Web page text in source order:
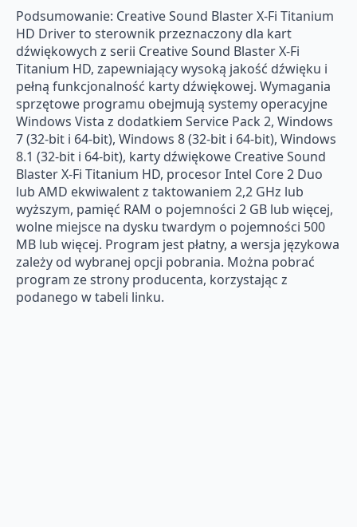
Podsumowanie: Creative Sound Blaster X-Fi Titanium
HD Driver to sterownik przeznaczony dla kart
dźwiękowych z serii Creative Sound Blaster X-Fi
Titanium HD, zapewniający wysoką jakość dźwięku i
pełną funkcjonalność karty dźwiękowej. Wymagania
sprzętowe programu obejmują systemy operacyjne
Windows Vista z dodatkiem Service Pack 2, Windows
7 (32-bit i 64-bit), Windows 8 (32-bit i 64-bit), Windows
8.1 (32-bit i 64-bit), karty dźwiękowe Creative Sound
Blaster X-Fi Titanium HD, procesor Intel Core 2 Duo
lub AMD ekwiwalent z taktowaniem 2,2 GHz lub
wyższym, pamięć RAM o pojemności 2 GB lub więcej,
wolne miejsce na dysku twardym o pojemności 500
MB lub więcej. Program jest płatny, a wersja językowa
zależy od wybranej opcji pobrania. Można pobrać
program ze strony producenta, korzystając z
podanego w tabeli linku.